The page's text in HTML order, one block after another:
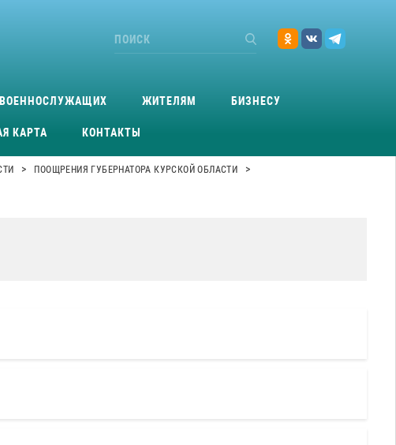
ЖИТЕЛЯМ БИЗНЕСУ
КАРТА КОНТАКТЫ
> ПООЩРЕНИЯ ГУБЕРНАТОРА КУРСКОЙ ОБЛАСТИ >